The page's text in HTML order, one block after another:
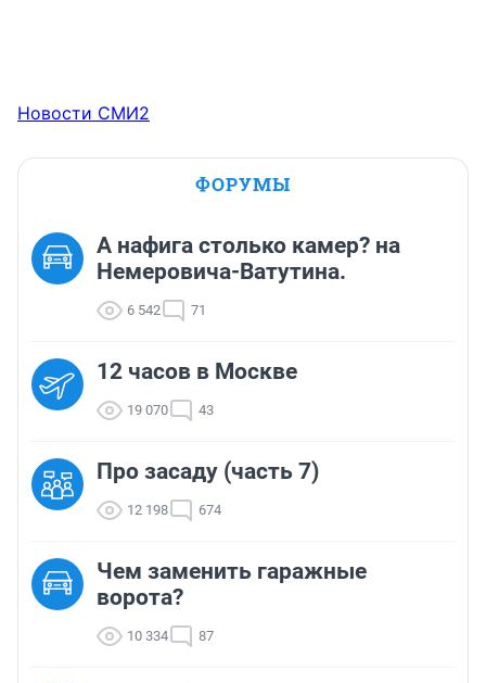
Новости СМИ2
ФОРУМЫ
А нафига столько камер? на
Немеровича-Ватутина.
6 542 71
12 часов в Москве
19 070 43
Про засаду (часть 7)
12 198 674
Чем заменить гаражные
ворота?
10 334 87